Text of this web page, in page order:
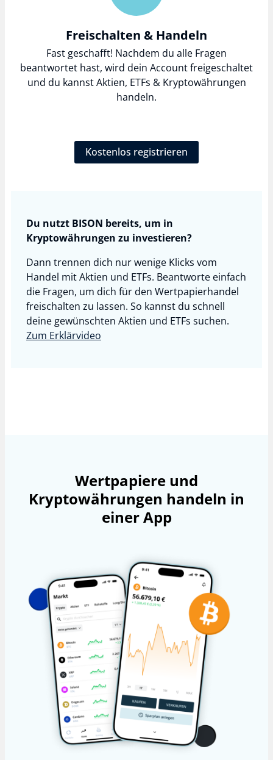
Freischalten & Handeln
Fast geschafft! Nachdem du alle Fragen
beantwortet hast, wird dein Account freigeschaltet
und du kannst Aktien, ETFs & Kryptowährungen
handeln.
Kostenlos registrieren
Du nutzt BISON bereits, um in
Kryptowährungen zu investieren?
Dann trennen dich nur wenige Klicks vom
Handel mit Aktien und ETFs. Beantworte einfach
die Fragen, um dich für den Wertpapierhandel
freischalten zu lassen. So kannst du schnell
deine gewünschten Aktien und ETFs suchen.
Zum Erklärvideo
Wertpapiere und
Kryptowährungen handeln in
einer App